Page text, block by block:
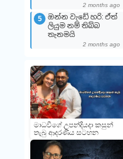
2 months ago
5
ඔන්න වැඩේ හරි: ඒත්
ලියුම නම් තිබ්බ
තැනමයි
2 months ago
මාධවීගේ උපන්දියදා කසුන්
තැබු ආදරණීය සටහන